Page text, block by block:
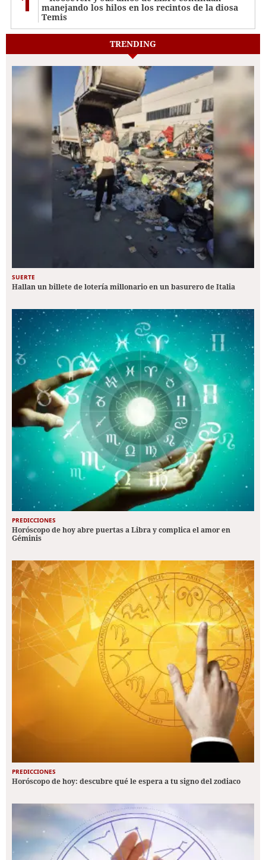
manejando los hilos en los recintos de la diosa
Temis
TRENDING
SUERTE
Hallan un billete de lotería millonario en un basurero de Italia
PREDICCIONES
Horóscopo de hoy abre puertas a Libra y complica el amor en
Géminis
PREDICCIONES
Horóscopo de hoy: descubre qué le espera a tu signo del zodiaco